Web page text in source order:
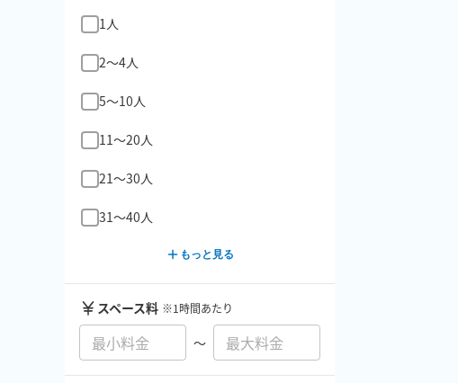
1人
2〜4人
5〜10人
11〜20人
21〜30人
31〜40人
もっと見る
スペース料 ※1時間あたり
〜